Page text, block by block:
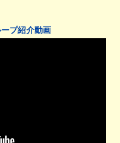
プ紹介動画